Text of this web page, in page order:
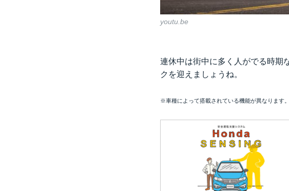
youtu.be
連休中は街中に多く人がでる時期
クを迎えましょうね。
※車種によって搭載されている機能が異なります。